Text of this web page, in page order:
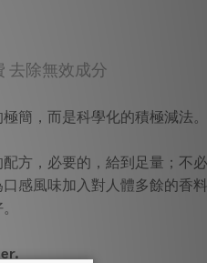
去除無效成分
簡，而是科學化的積極減法。
方，必要的，給到足量；不
感風味加入對人體多餘的香料